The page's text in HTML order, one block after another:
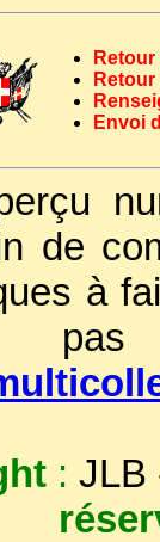
Envoi
de
à
: JLB